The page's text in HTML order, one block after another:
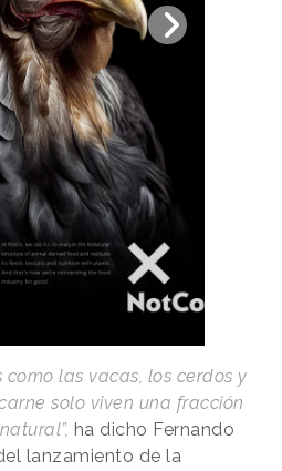
como las vacas, los cerdos y
solo viven una fracción
ha dicho Fernando
lanzamiento de la